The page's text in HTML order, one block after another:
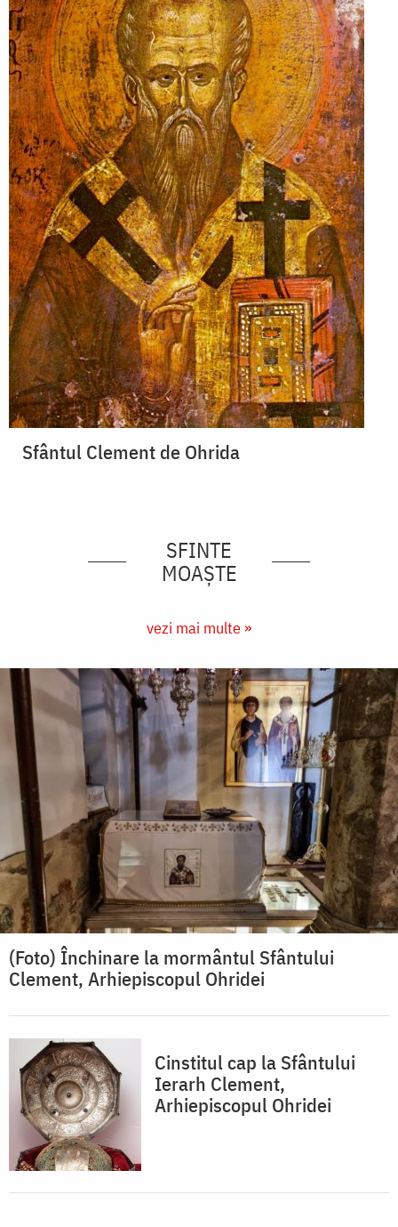
Sfântul Clement de Ohrida
SFINTE
MOAȘTE
vezi mai multe »
(Foto) Închinare la mormântul Sfântului
Clement, Arhiepiscopul Ohridei
Cinstitul cap la Sfântului
Ierarh Clement,
Arhiepiscopul Ohridei